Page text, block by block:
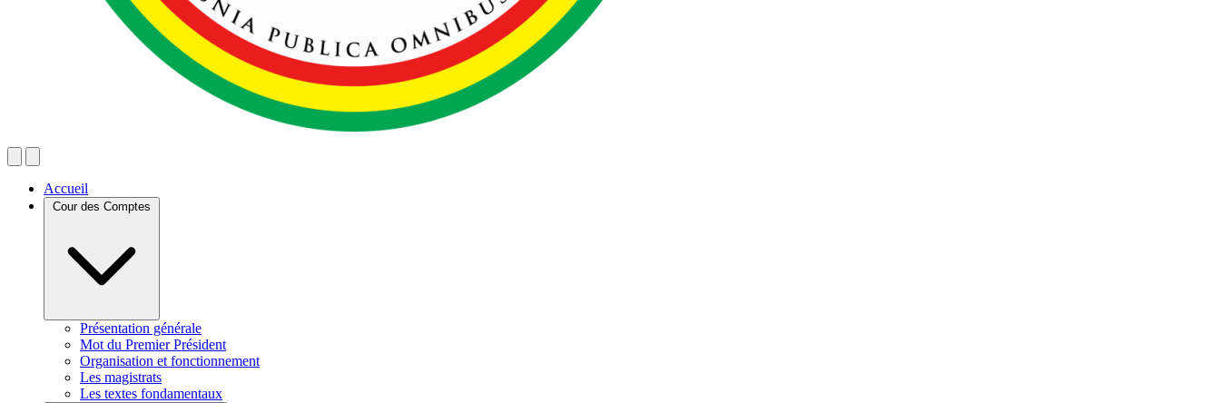
Accueil
Présentation générale
Mot du Premier Président
Organisation et fonctionnement
Les magistrats
Les textes fondamentaux